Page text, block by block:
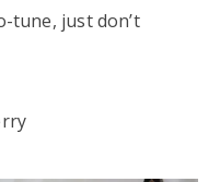
tune, just don’t